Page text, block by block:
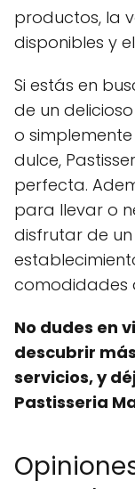
productos, la
disponibles y
Si estás en
de un
o
dulce,
perfecta.
para llevar o
disfrutar de
comodidades
No dudes en
descubrir
servicios, y
Pastisseria